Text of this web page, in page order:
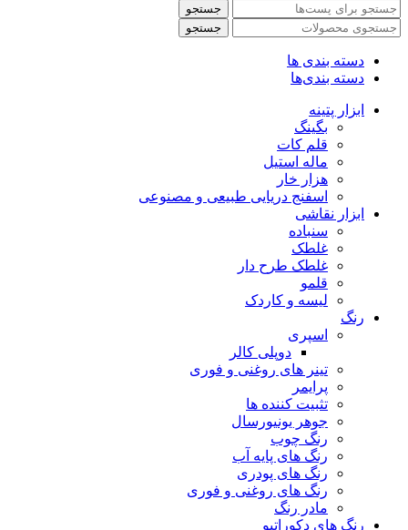
جستجو
جستجو
دسته بندی ها
دسته بندی‌ها
ابزار پتینه
بگینگ
قلم کات
ماله استیل
هزار خار
اسفنج دریایی طبیعی و مصنوعی
ابزار نقاشی
سنباده
غلطک
غلطک طرح دار
قلمو
لیسه و کاردک
رنگ
اسپری
دوپلی کالر
تینر های روغنی و فوری
پرایمر
تثبیت کننده ها
جوهر یونیورسال
رنگ چوب
رنگ‌ های پایه آب
رنگ های پودری
رنگ‌ های روغنی و فوری
مادر رنگ
رنگ های دکوراتیو